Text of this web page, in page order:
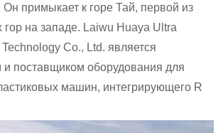
примыкает к горе Тай, первой из
на западе. Laiwu Huaya Ultra
Co., Ltd. является
и поставщиком оборудования для
машин, интегрирующего R